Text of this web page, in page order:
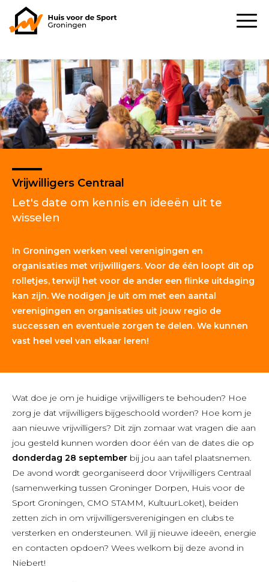
Vrijwilligers Centraal
Let's date om kennis en ideeën uit te
wisselen
In Groningen werken veel verenigingen en
organisaties met vrijwilligers. Voor de één loopt dit op
rolletjes, terwijl het voor de ander een flinke uitdaging
kan zijn. We nodigen je uit om met een aantal
verenigingen en organisaties uit jouw regio de
successen en eventuele zorgen te delen. We kunnen
vast heel veel van elkaar leren!
Wat doe je om je huidige vrijwilligers te behouden? Hoe
zorg je dat vrijwilligers bijgeschoold worden? Hoe kom je
aan nieuwe vrijwilligers? Dit zijn zomaar wat vragen die aan
jou gesteld kunnen worden door één van de dates die op
donderdag 28 september bij jou aan tafel plaatsnemen.
De avond wordt georganiseerd door Vrijwilligers Centraal
(samenwerking tussen Groninger Dorpen, Huis voor de
Sport Groningen, CMO STAMM, KultuurLoket), beiden
zetten zich in om vrijwilligersverenigingen en clubs te
versterken en ondersteunen. Wil jij nieuwe ideeën, energie
en contacten opdoen? Wees welkom bij deze avond in
Niebert!